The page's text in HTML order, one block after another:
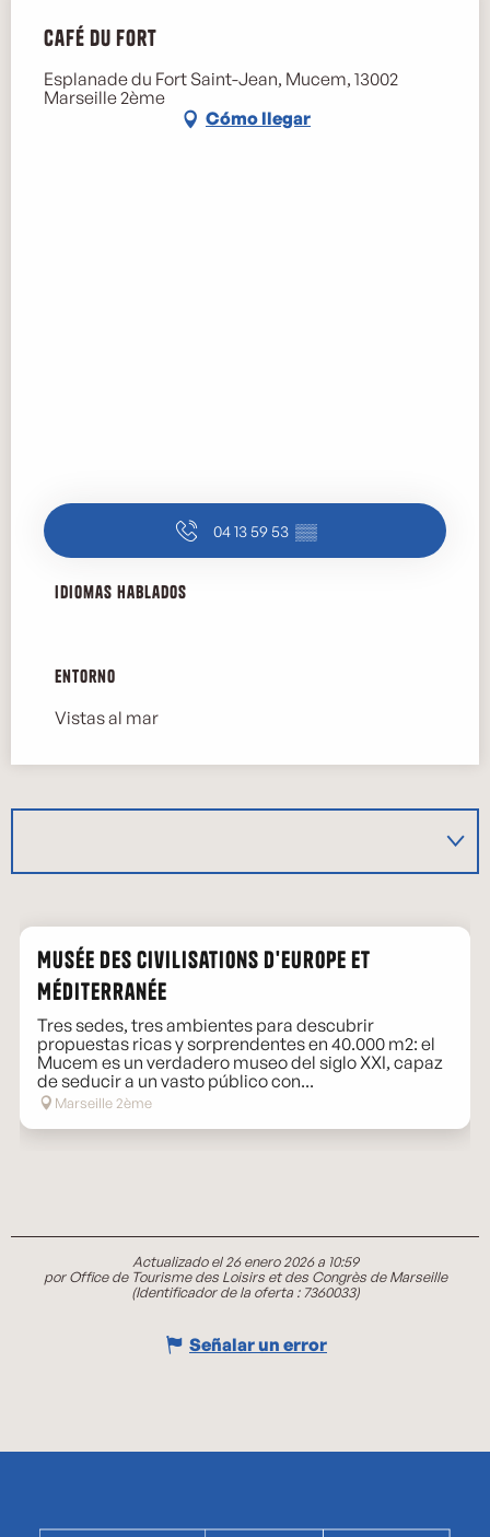
Café du Fort
Esplanade du Fort Saint-Jean, Mucem, 13002
Marseille 2ème
Cómo llegar
04 13 59 53 ▒▒
Idiomas hablados
Idiomas hablados
Entorno
Entorno
Vistas al mar
Musée des Civilisations d'Europe et
Méditerranée
Tres sedes, tres ambientes para descubrir
propuestas ricas y sorprendentes en 40.000 m2: el
Mucem es un verdadero museo del siglo XXI, capaz
de seducir a un vasto público con...
Marseille 2ème
Actualizado el 26 enero 2026 a 10:59
por Office de Tourisme des Loisirs et des Congrès de Marseille
(Identificador de la oferta : 7360033)
Señalar un error